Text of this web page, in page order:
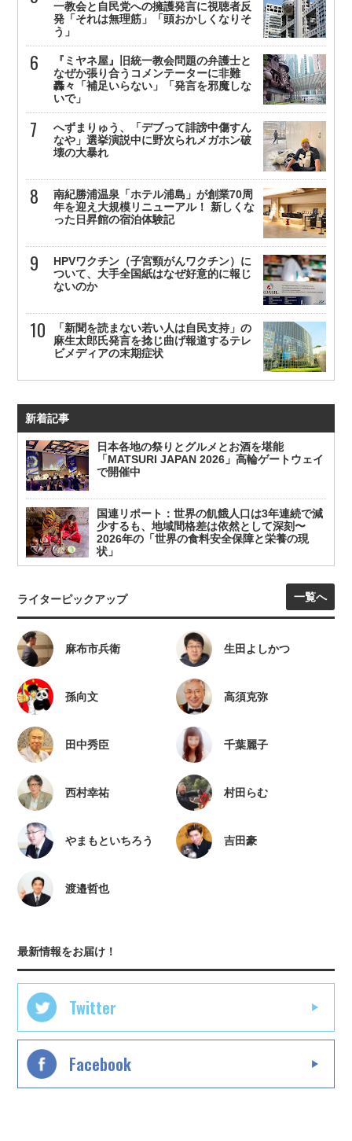
一教会と自民党への擁護発言に視聴者反
発「それは無理筋」「頭おかしくなりそ
う」
『ミヤネ屋』旧統一教会問題の弁護士と
なぜか張り合うコメンテーターに非難
轟々「補足いらない」「発言を邪魔しな
いで」
へずまりゅう、「デブって誹謗中傷すん
なや」選挙演説中に野次られメガホン破
壊の大暴れ
南紀勝浦温泉「ホテル浦島」が創業70周
年を迎え大規模リニューアル！ 新しくな
った日昇館の宿泊体験記
HPVワクチン（子宮頸がんワクチン）に
ついて、大手全国紙はなぜ好意的に報じ
ないのか
「新聞を読まない若い人は自民支持」の
麻生太郎氏発言を捻じ曲げ報道するテレ
ビメディアの末期症状
新着記事
日本各地の祭りとグルメとお酒を堪能
「MATSURI JAPAN 2026」高輪ゲートウェイ
で開催中
国連リポート：世界の飢餓人口は3年連続で減
少するも、地域間格差は依然として深刻〜
2026年の「世界の食料安全保障と栄養の現
状」
ライターピックアップ 一覧へ
麻布市兵衛 生田よしかつ
孫向文 高須克弥
田中秀臣 千葉麗子
西村幸祐 村田らむ
やまもといちろう 吉田豪
渡邉哲也
最新情報をお届け！
Twitter
Facebook